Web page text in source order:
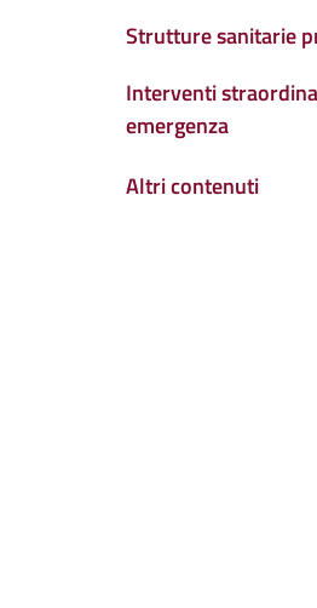
Strutture sanitarie
Interventi
emergenza
Altri contenuti